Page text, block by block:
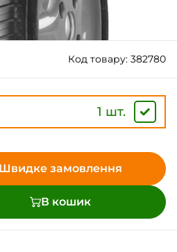
Код товару: 382780
1 шт.
Швидке замовлення
В кошик